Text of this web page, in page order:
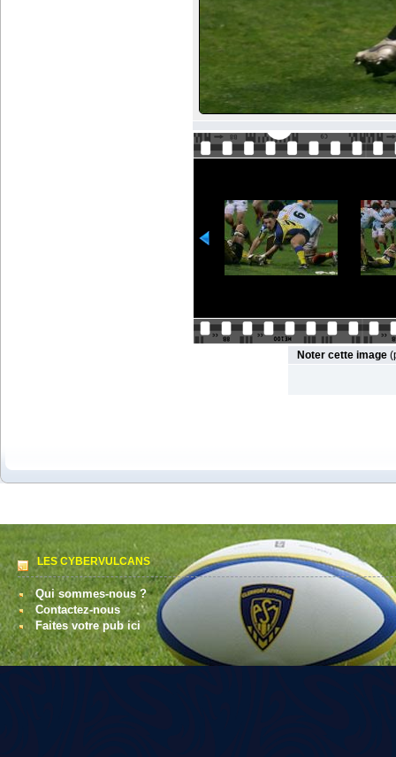
Noter cette image
LES CYBERVULCANS
Qui sommes-nous ?
Contactez-nous
Faites votre pub ici